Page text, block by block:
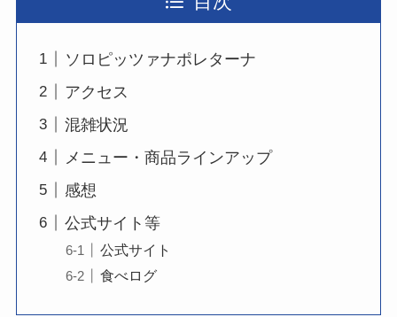
ソロピッツァナポレターナ
アクセス
混雑状況
メニュー・商品ラインアップ
感想
公式サイト等
公式サイト
食べログ